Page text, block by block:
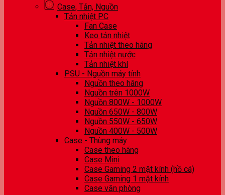
Case, Tản, Nguồn
Tản nhiệt PC
Fan Case
Keo tản nhiệt
Tản nhiệt theo hãng
Tản nhiệt nước
Tản nhiệt khí
PSU - Nguồn máy tính
Nguồn theo hãng
Nguồn trên 1000W
Nguồn 800W - 1000W
Nguồn 650W - 800W
Nguồn 550W - 650W
Nguồn 400W - 500W
Case - Thùng máy
Case theo hãng
Case Mini
Case Gaming 2 mặt kính (hồ cá)
Case Gaming 1 mặt kính
Case văn phòng